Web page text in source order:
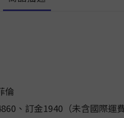
倫
、訂金1940（未含國際運